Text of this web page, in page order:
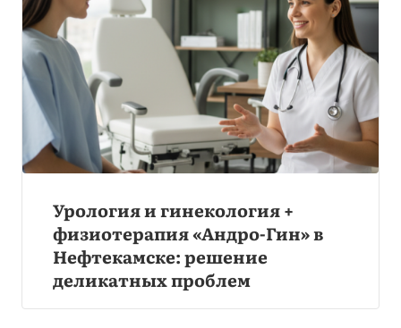
Урология и гинекология +
физиотерапия «Андро-Гин» в
Нефтекамске: решение
деликатных проблем